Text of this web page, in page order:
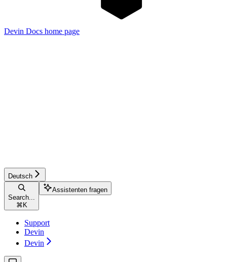
Devin Docs home page
Deutsch
Search...
⌘ K
Assistenten fragen
Support
Devin
Devin